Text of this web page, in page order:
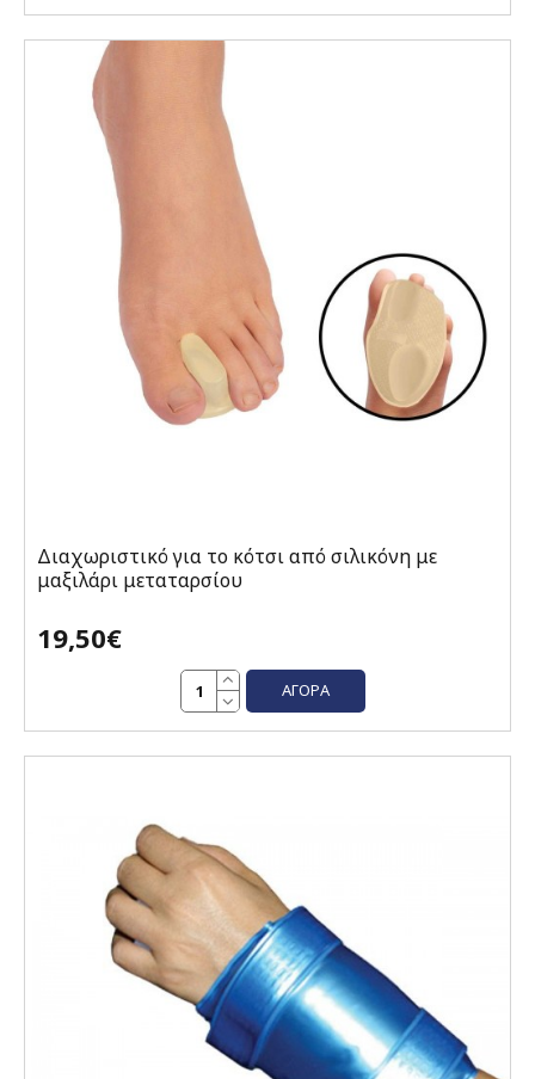
Διαχωριστικό για το κότσι από σιλικόνη με
μαξιλάρι μεταταρσίου
19,50€
ΑΓΟΡΆ